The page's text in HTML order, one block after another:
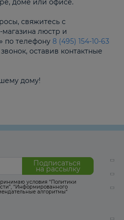
доме или офисе.
свяжитесь с
люстр и
по телефону 8 (495) 154-10-63
оставив контактные
дому!
Подписаться
на рассылку
условия “Политики
, “Информированного
алгоритмы“